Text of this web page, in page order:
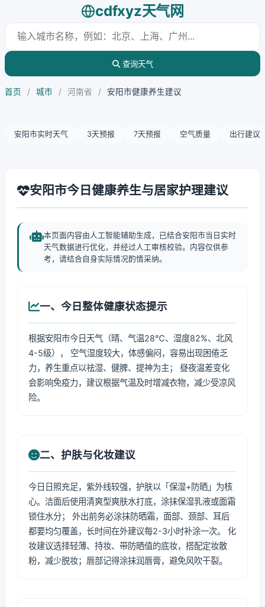
cdfxyz天气网
查询天气
首页 / 城市 / 河南省 / 安阳市健康养生建议
安阳市实时天气 3天预报 7天预报 空气质量 出行建议
安阳市今日健康养生与居家护理建议
本页面内容由人工智能辅助生成，已结合安阳市当日实时
天气数据进行优化，并经过人工审核校验。内容仅供参
考，请结合自身实际情况酌情采纳。
一、今日整体健康状态提示
根据安阳市今日天气（晴、气温28℃、湿度82%、北风
4-5级）， 空气湿度较大，体感偏闷，容易出现困倦乏
力，养生重点以祛湿、健脾、提神为主； 昼夜温差变化
会影响免疫力，建议根据气温及时增减衣物，减少受凉风
险。
二、护肤与化妆建议
今日日照充足，紫外线较强，护肤以「保湿+防晒」为核
心。洁面后使用清爽型爽肤水打底，涂抹保湿乳液或面霜
锁住水分； 外出前务必涂抹防晒霜，面部、颈部、耳后
都要均匀覆盖，长时间在外建议每2-3小时补涂一次。 化
妆建议选择轻薄、持妆、带防晒值的底妆，搭配定妆散
粉，减少脱妆；唇部记得涂抹润唇膏，避免风吹干裂。